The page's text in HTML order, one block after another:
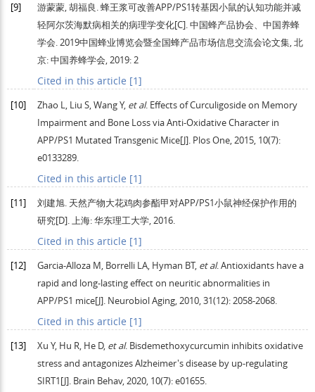
[9]
游蒙蒙, 胡福良. 蜂王浆可改善APP/PS1转基因小鼠的认知功能并减
轻阿尔茨海默病相关的病理学变化[C].中国蜂产品协会、中国养蜂
学会. 2019中国蜂业博览会暨全国蜂产品市场信息交流会论文集, 北
京: 中国养蜂学会,2019: 2
Cited in this article [1]
[10] Zhao L, Liu S,WangY, et al. Effects of Curculigoside on Memory
Impairment and Bone Loss via Anti-Oxidative Character in
APP/PS1 Mutated Transgenic Mice[J]. Plos One,2015, 10(7):
e0133289.
Cited in this article [1]
[11] 刘建旭. 天然产物大花鸡肉参酯甲对APP/PS1小鼠神经保护作用的
研究[D]. 上海: 华东理工大学,2016.
Cited in this article [1]
[12] Garcia-Alloza M, Borrelli LA, Hyman BT, et al. Antioxidants have a
rapid and long-lasting effect on neuritic abnormalities in
APP/PS1 mice[J]. Neurobiol Aging,2010,31(12): 2058-2068.
Cited in this article [1]
[13] Xu Y, Hu R, He D, et al. Bisdemethoxycurcumin inhibits oxidative
stress and antagonizes Alzheimer's disease by up-regulating
SIRT1[J]. Brain Behav,2020, 10(7): e01655.